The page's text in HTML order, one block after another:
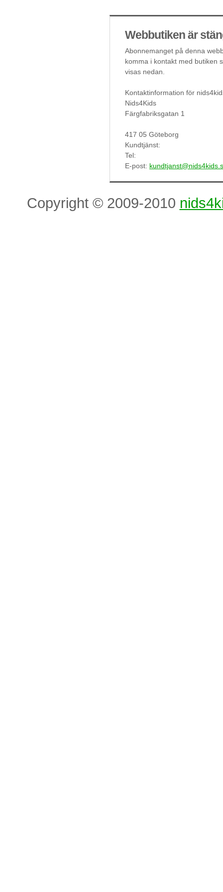
Webbutiken är
Abonnemanget på denna
komma i kontakt med butiken
visas nedan.
Kontaktinformation för
Nids4Kids
Färgfabriksgatan 1
417 05 Göteborg
Kundtjänst:
Tel:
E-post:
Copyright © 2009-2010